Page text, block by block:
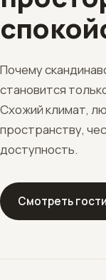
Почему
становится
Схожий климат,
пространству,
доступность.
Смотреть